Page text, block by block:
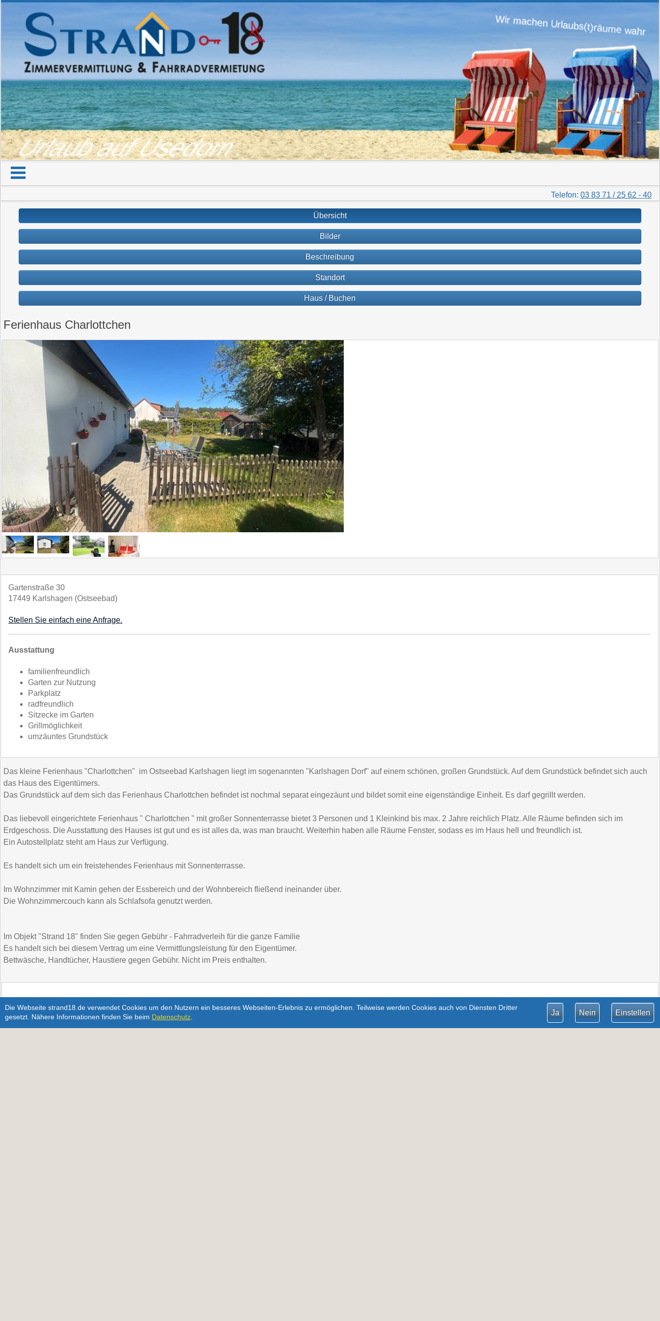
Die Webseite strand18.de verwendet Cookies um den Nutzern ein besseres Webseiten-Erlebnis zu ermöglichen. Teilweise werden Cookies auch von Diensten Dritter
gesetzt. Nähere Informationen finden Sie beim Datenschutz
Wir machen Urlaubs(t)räume wahr
Urlaub auf Usedom
Telefon: 03 83 71 / 25 62 - 40
Übersicht
Bilder
Beschreibung
Standort
Haus / Buchen
Ferienhaus Charlottchen
Gartenstraße 30
17449 Karlshagen (Ostseebad)
Stellen Sie einfach eine Anfrage.
Ausstattung
familienfreundlich
Garten zur Nutzung
Parkplatz
radfreundlich
Sitzecke im Garten
Grillmöglichkeit
umzäuntes Grundstück
Das kleine Ferienhaus "Charlottchen" im Ostseebad Karlshagen liegt im sogenannten "Karlshagen Dorf" auf einem schönen, großen Grundstück. Auf dem Grundstück befindet sich auch
das Haus des Eigentümers.
Das Grundstück auf dem sich das Ferienhaus Charlottchen befindet ist nochmal separat eingezäunt und bildet somit eine eigenständige Einheit. Es darf gegrillt werden.
Das liebevoll eingerichtete Ferienhaus " Charlottchen " mit großer Sonnenterrasse bietet 3 Personen und 1 Kleinkind bis max. 2 Jahre reichlich Platz. Alle Räume befinden sich im
Erdgeschoss. Die Ausstattung des Hauses ist gut und es ist alles da, was man braucht. Weiterhin haben alle Räume Fenster, sodass es im Haus hell und freundlich ist.
Ein Autostellplatz steht am Haus zur Verfügung.
Es handelt sich um ein freistehendes Ferienhaus mit Sonnenterrasse.
Im Wohnzimmer mit Kamin gehen der Essbereich und der Wohnbereich fließend ineinander über.
Die Wohnzimmercouch kann als Schlafsofa genutzt werden.
Im Objekt "Strand 18" finden Sie gegen Gebühr - Fahrradverleih für die ganze Familie
Es handelt sich bei diesem Vertrag um eine Vermittlungsleistung für den Eigentümer.
Bettwäsche, Handtücher, Haustiere gegen Gebühr. Nicht im Preis enthalten.